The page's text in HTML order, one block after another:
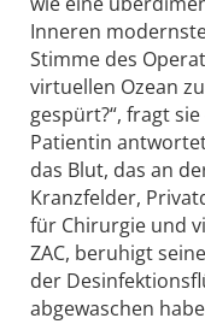
Inneren
Stimme des
virtuellen Ozean
gespürt?“, fragt
Patientin
das Blut, das an
Kranzfelder,
für Chirurgie und
ZAC, beruhigt
der
abgewaschen